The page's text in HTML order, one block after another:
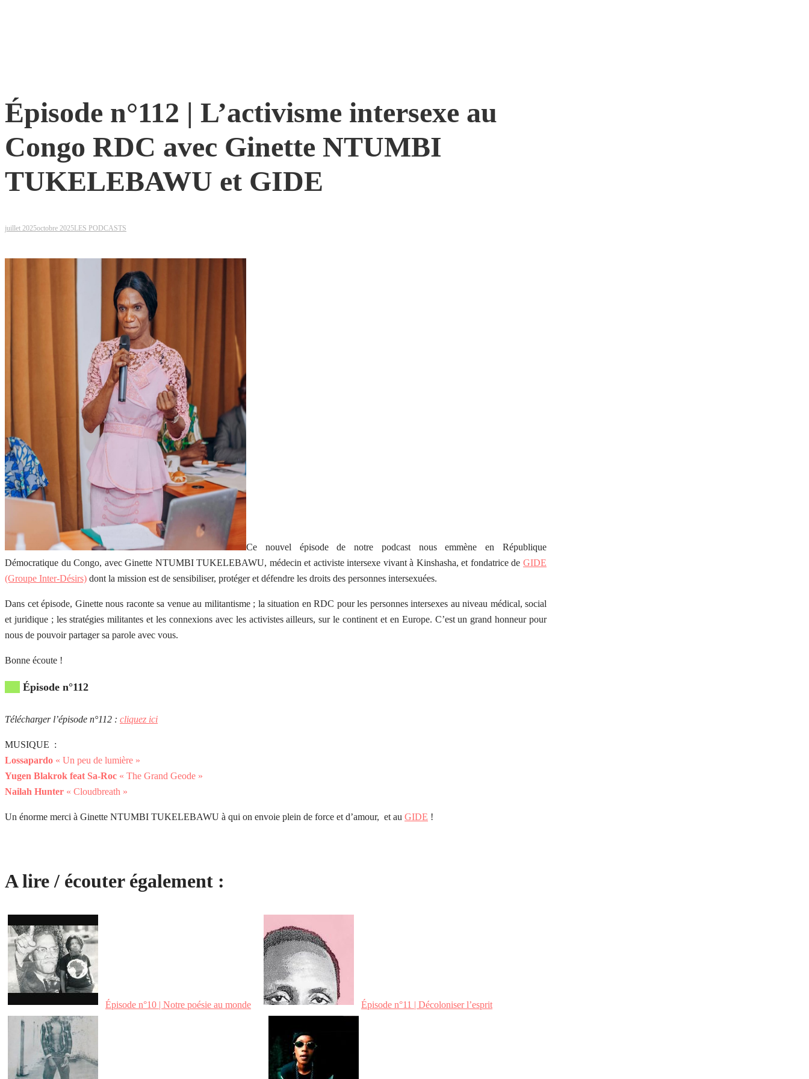
Épisode n°112 | L’activisme intersexe au
Congo RDC avec Ginette NTUMBI
TUKELEBAWU et GIDE
juillet 2025octobre 2025LES PODCASTS
Ce nouvel épisode de notre podcast nous emmène en République
Démocratique du Congo, avec Ginette NTUMBI TUKELEBAWU, médecin et activiste intersexe vivant à Kinshasha, et fondatrice de GIDE
(Groupe Inter-Désirs) dont la mission est de sensibiliser, protéger et défendre les droits des personnes intersexuées.
Dans cet épisode, Ginette nous raconte sa venue au militantisme ; la situation en RDC pour les personnes intersexes au niveau médical, social
et juridique ; les stratégies militantes et les connexions avec les activistes ailleurs, sur le continent et en Europe. C’est un grand honneur pour
nous de pouvoir partager sa parole avec vous.
Bonne écoute !
Épisode n°112
Télécharger l’épisode n°112 : cliquez ici
MUSIQUE :
Lossapardo « Un peu de lumière »
Yugen Blakrok feat Sa-Roc « The Grand Geode »
Nailah Hunter « Cloudbreath »
Un énorme merci à Ginette NTUMBI TUKELEBAWU à qui on envoie plein de force et d’amour, et au GIDE !
A lire / écouter également :
Épisode n°10 | Notre poésie au monde Épisode n°11 | Décoloniser l’esprit